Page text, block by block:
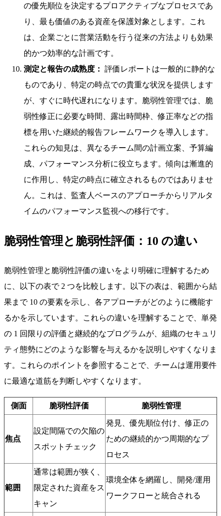
の優先順位を決定するプロアクティブなプロセスであ
り、最も価値のある資産を保護対象とします。これ
は、企業ごとに営業活動を行う従来の方法よりも効果
的かつ効率的な計画です。
測定と報告の成熟度： 評価レポートは一般的に静的な
ものであり、特定の時点での貴重な状況を提供します
が、すぐに時代遅れになります。脆弱性管理では、脆
弱性修正に必要な時間、露出時間枠、修正率などの指
標を用いた継続的報告フレームワークを導入します。
これらの知見は、異なるチーム間の計画立案、予算編
成、パフォーマンス分析に役立ちます。傾向は漸進的
に作用し、特定の時点に確立されるものではありませ
ん。これは、監査人ベースのアプローチからリアルタ
イムのパフォーマンス監視への移行です。
脆弱性管理と脆弱性評価：10 の違い
脆弱性管理と脆弱性評価の違いをより明確に理解するため
に、以下の表で 2 つを比較します。以下の表は、範囲から結
果まで 10 の要素を示し、各アプローチがどのように機能す
るかを示しています。これらの違いを理解することで、単発
の 1 回限りの評価と継続的なプログラムが、組織のセキュリ
ティ態勢にどのような影響を与えるかを説明しやすくなりま
す。これらのポイントを参照することで、チームは運用要件
に最適な道筋を判断しやすくなります。
側面 脆弱性評価 脆弱性管理
焦点
設定間隔での欠陥の
スポットチェック
発見、優先順位付け、修正の
ための継続的かつ周期的なプ
ロセス
範囲
通常は範囲が狭く、
限定された資産をス
キャン
環境全体を網羅し、開発/運用
ワークフローと統合される